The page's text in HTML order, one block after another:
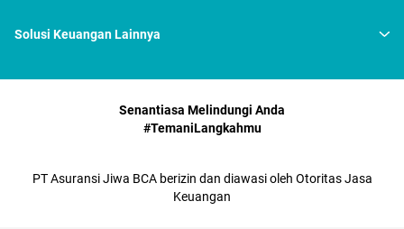
Solusi Keuangan Lainnya
Senantiasa Melindungi Anda
#TemaniLangkahmu
PT Asuransi Jiwa BCA berizin dan diawasi oleh Otoritas Jasa
Keuangan